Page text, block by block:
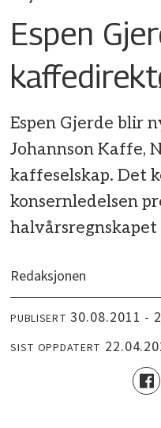
Espen
Espen Gjerde blir
Johannson Kaffe,
kaffeselskap. Det
konsernledelsen
Redaksjonen
PUBLISERT 30.08.2011 -
SIST OPPDATERT